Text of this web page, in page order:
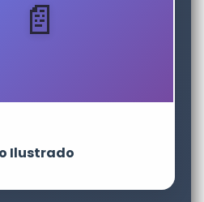
Ilustrado